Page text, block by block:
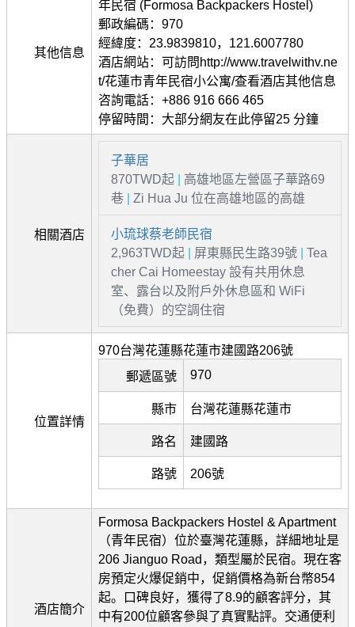
其他信息
年民宿 (Formosa Backpackers Hostel)
郵政編碼：970
經緯度：23.9839810，121.6007780
酒店網站：可訪問http://www.travelwithv.ne
t/花蓮市青年民宿小公寓/查看酒店其他信息
咨詢電話：+886 916 666 465
停留時間：大部分網友在此停留25 分鐘
相關酒店
子華居
870TWD起
高雄地區左營區子華路69
巷
Zi Hua Ju 位在高雄地區的高雄
小琉球蔡老師民宿
2,963TWD起
屏東縣民生路39號
Tea
cher Cai Homeestay 設有共用休息
室、露台以及附戶外休息區和 WiFi
（免費）的空調住宿
位置詳情
970台灣花蓮縣花蓮市建國路206號
郵遞區號
970
縣市 台灣花蓮縣花蓮市
路名 建國路
路號 206號
酒店簡介
Formosa Backpackers Hostel & Apartment
（青年民宿）位於臺灣花蓮縣，詳細地址是
206 Jianguo Road，類型屬於民宿。現在客
房預定火爆促銷中，促銷價格為新台幣854
起。口碑良好，獲得了8.9的顧客評分，其
中有200位顧客參與了真實點評。交通便利